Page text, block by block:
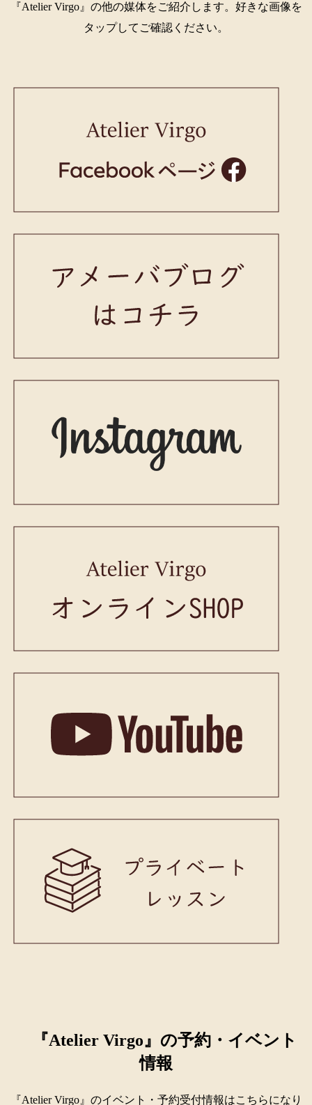
『Atelier Virgo』の他の媒体をご紹介します。好きな画像を
タップしてご確認ください。
『Atelier Virgo』の予約・イベント
情報
『Atelier Virgo』のイベント・予約受付情報はこちらになり